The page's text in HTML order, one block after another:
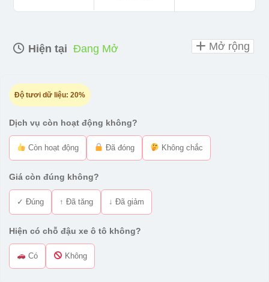
Hiện tại Đang Mở
Độ tươi dữ liệu: 20%
Dịch vụ còn hoạt động không?
Còn hoạt động Đã đóng Không chắc
Giá còn đúng không?
✓ Đúng ↑ Đã tăng ↓ Đã giảm
Hiện có chỗ đậu xe ô tô không?
Có Không
Mở rộng